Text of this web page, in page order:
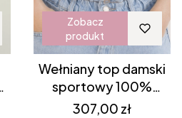
Zobacz
produkt
Wełniany top damski
sportowy 100%
MERINO czarny
Cena
307,00 zł